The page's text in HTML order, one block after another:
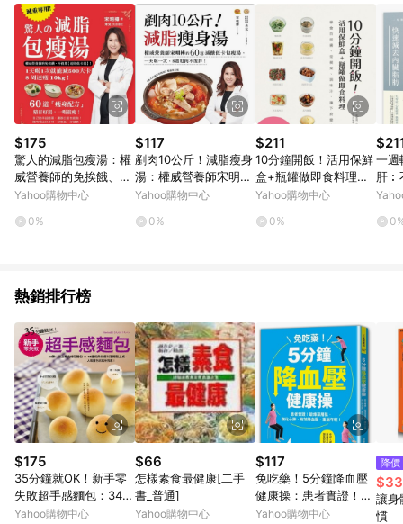
市場 45 天內完成訂單出貨及結帳，則不符合贈點資格。 (4) 如
使用APP、或中途瀏覽比價網、回饋網、Google等其他網頁、或
由網頁版(電腦版/手機版網頁)切換為App都將會造成追蹤中斷而
無法進行 LINE POINTS 回饋。 (5) LINE 購物為購物資訊整合性
平台，商品資料更新會有時間差，如顯示之商品規格、顏色、價
位、贈品與台灣樂天市場銷售網頁不符，以銷售網頁標示為準。
(6) 導購訂單已逾 365 天，根據台灣樂天回饋規定，逾期訂單將
不符合回饋資格。 (7) 若上述或其他原因，致使消費者無接收到
點數回饋或點數回饋有爭議，台灣樂天市場保有更改條款與法律
追訴之權利，活動詳情以樂天市場網站公告為準。
$175
驚人的減脂包瘦湯：權
威營養師的免挨餓、不
復胖【超效低卡湯】！
書_良好]
Yahoo購物中心
0%
$117
剷肉10公斤！減脂瘦身
湯：權威營養師宋明樺
的60道減醣低卡包瘦
手書_近全新]
Yahoo購物中心
0%
$211
10分鐘開飯！活用保鮮
盒+瓶罐做即食料理：
學會百搭醬、常備菜、
手書_良好]
Yahoo購物中心
0%
一週
肝︰
快速
熱銷排行榜
$175
35分鐘就OK！新手零
失敗超手感麵包：34款
一吃上癮的烤箱麵包 ×
Yahoo購物中心
$66
怎樣素食最健康[二手
書_普通]
Yahoo購物中心
$117
免吃藥！5分鐘降血壓
健康操：患者實證！鍛
鍊深層肌，強化心肺，
Yahoo購物中心
降價
讓身
慣